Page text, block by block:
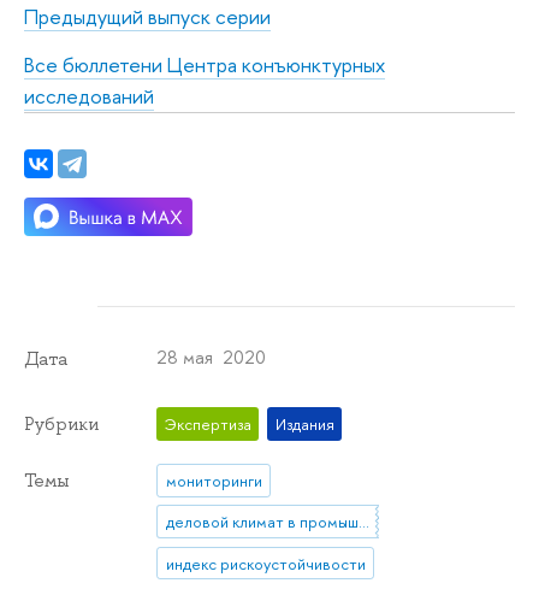
Предыдущий выпуск серии
Все бюллетени Центра конъюнктурных
исследований
Дата 28 мая 2020
Рубрики Экспертиза Издания
Темы
мониторинги
деловой климат в промышленности
индекс рискоустойчивости